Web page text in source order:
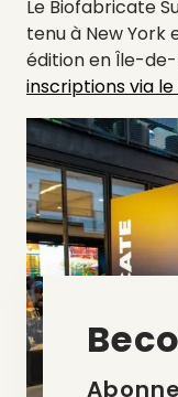
Le Biofabricate
tenu à New
édition en Île-
inscriptions via